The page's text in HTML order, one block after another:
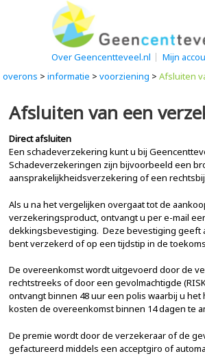
Over Geencentteveel.nl Mijn
overons >informatie >voorziening >Afsluiten
Afsluiten van een
Direct afsluiten
Een schadeverzekering kunt u bij
Schadeverzekeringen zijn bijvoorbeeld een
aansprakelijkheidsverzekering of een
Als u na het vergelijken overgaat tot de
verzekeringsproduct, ontvangt u per e-mail
dekkingsbevestiging. Deze bevestiging geeft
bent verzekerd of op een tijdstip in de
De overeenkomst wordt uitgevoerd door de
rechtstreeks of door een gevolmachtigde
ontvangt binnen 48 uur een polis waarbij u
kosten de overeenkomst binnen 14 dagen te
De premie wordt door de verzekeraar of de
gefactureerd middels een acceptgiro of